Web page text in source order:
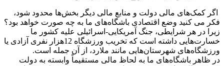
اگر کمک‌های مالی دولت و منابع مالی دیگر بخش‌ها محدود شود،
فکر می کنید وضع اقتصادی باشگاه‌های ما به چه صورت خواهد بود؟
زیرا در هر شرایطی، جنگ آمریکایی-اسرائیلی علیه کشور ما
خسارت‌هایی داشته است که تخریب ورزشگاه 12هزار نفری آزادی یا
ورزشگاه‌های شهرستان‌هایی مانند ملارد، از آن جمله است.
در ظاهر باشگاه‌های ما به لحاظ مالی مستقیماً وابسته به دولت